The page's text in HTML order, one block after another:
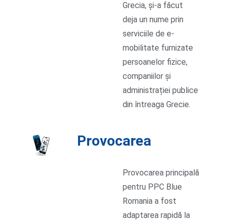
Grecia, și-a făcut
deja un nume prin
serviciile de e-
mobilitate furnizate
persoanelor fizice,
companiilor și
administrației publice
din întreaga Grecie.
Provocarea
Provocarea principală
pentru PPC Blue
Romania a fost
adaptarea rapidă la